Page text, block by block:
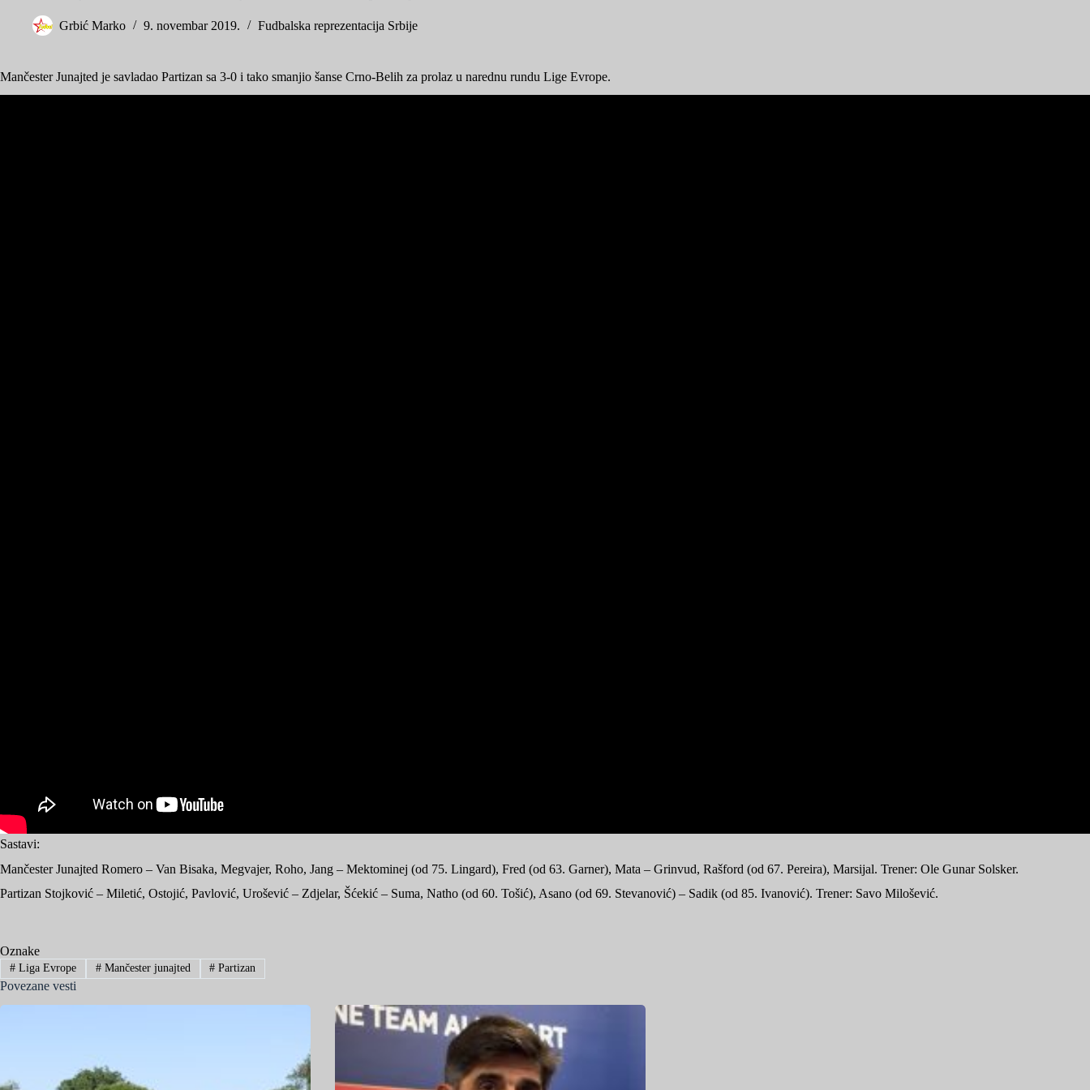
Grbić Marko 9. novembar 2019. Fudbalska reprezentacija Srbije
Mančester Junajted je savladao Partizan sa 3-0 i tako smanjio šanse Crno-Belih za prolaz u narednu rundu Lige Evrope.
Sastavi:
Mančester Junajted Romero – Van Bisaka, Megvajer, Roho, Jang – Mektominej (od 75. Lingard), Fred (od 63. Garner), Mata – Grinvud, Rašford (od 67. Pereira), Marsijal. Trener: Ole Gunar Solsker.
Partizan Stojković – Miletić, Ostojić, Pavlović, Urošević – Zdjelar, Šćekić – Suma, Natho (od 60. Tošić), Asano (od 69. Stevanović) – Sadik (od 85. Ivanović). Trener: Savo Milošević.
Oznake
#Liga Evrope #Mančester junajted # Partizan
Povezane vesti